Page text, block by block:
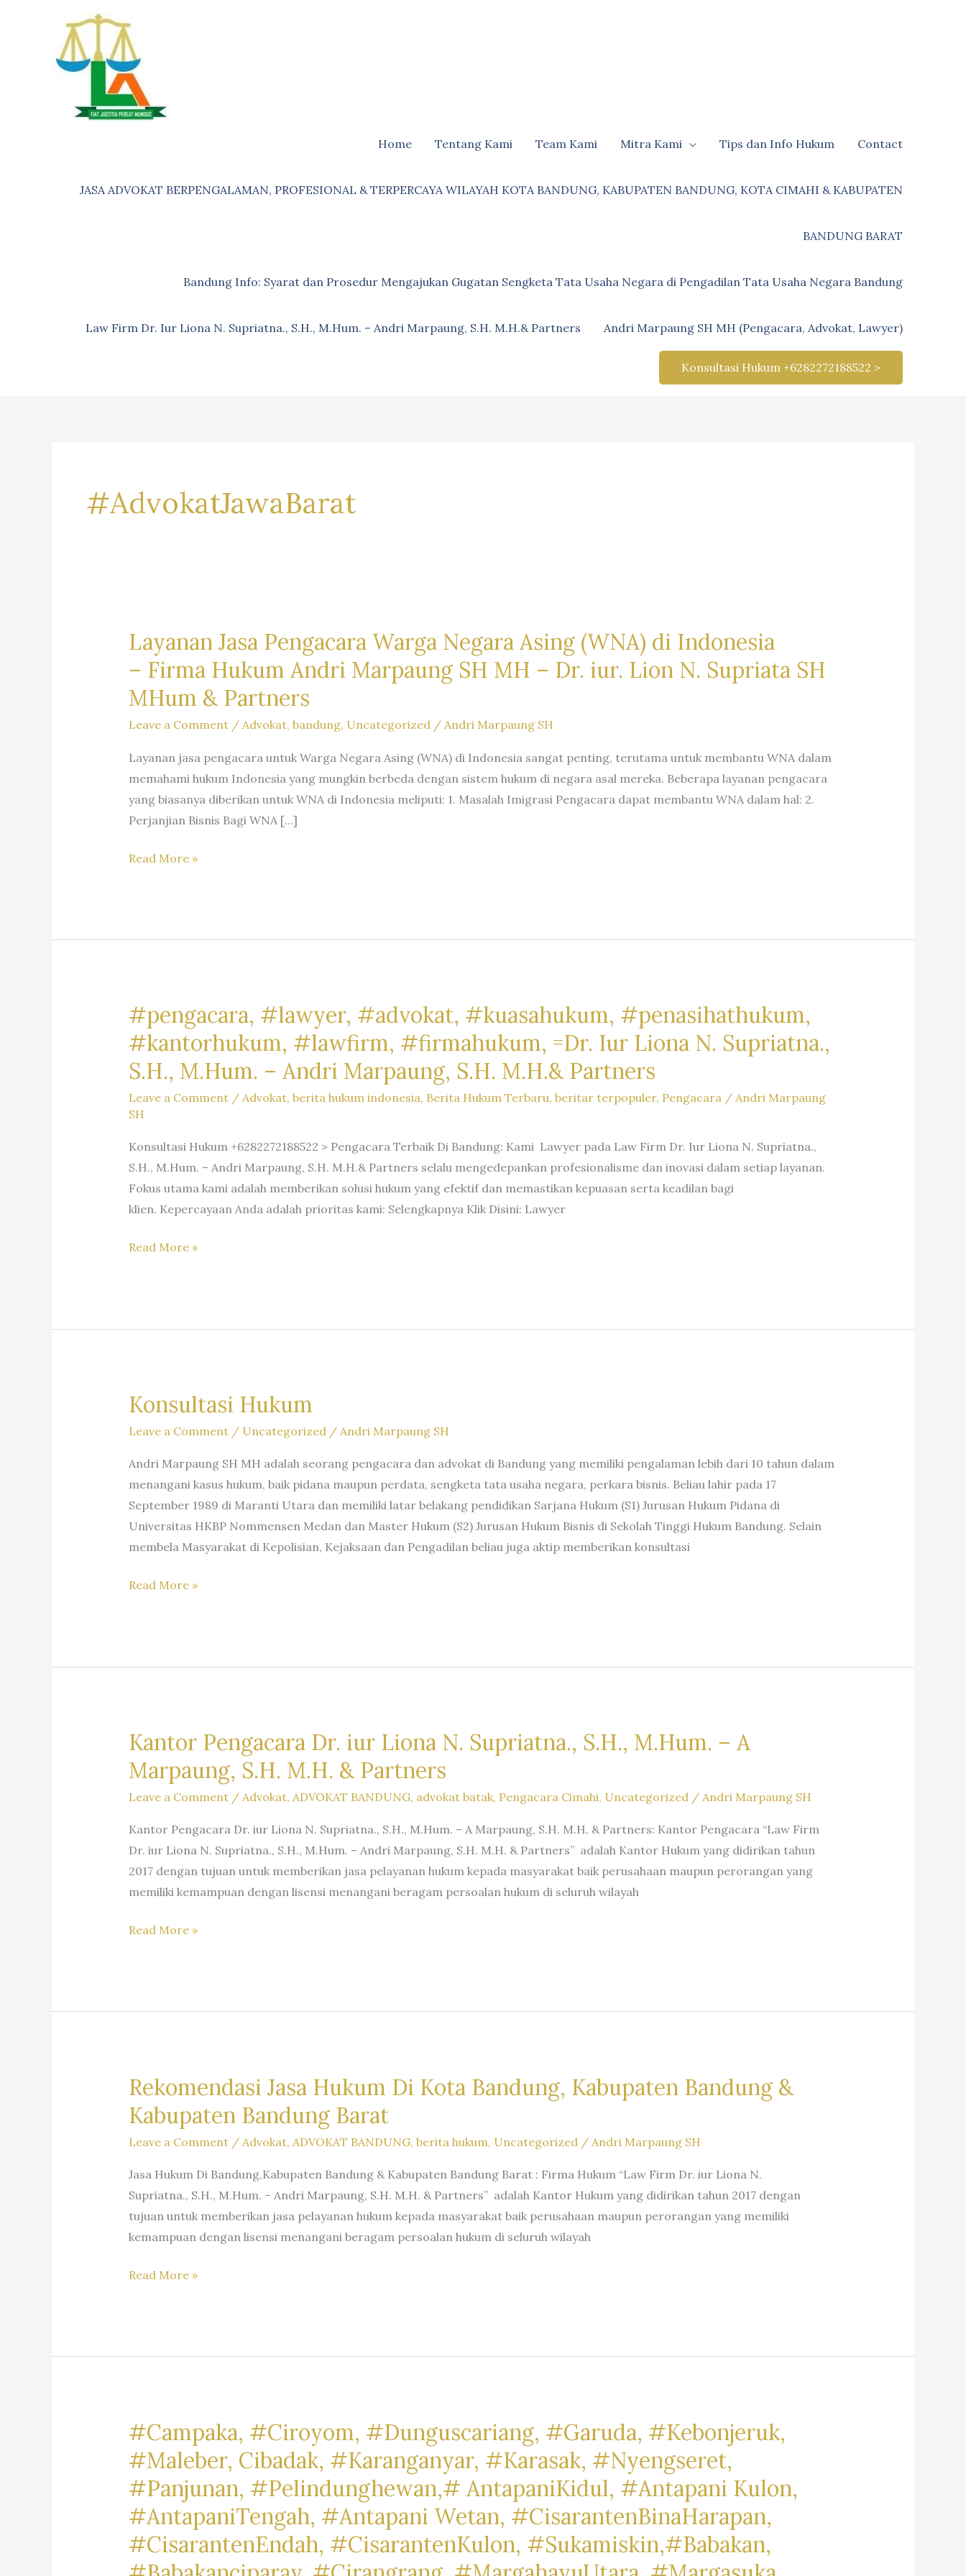
Home Tentang Kami Team Kami Mitra Kami Tips dan Info Hukum Contact
JASA ADVOKAT BERPENGALAMAN, PROFESIONAL & TERPERCAYA WILAYAH KOTA BANDUNG, KABUPATEN BANDUNG, KOTA CIMAHI & KABUPATEN
BANDUNG BARAT
Bandung Info: Syarat dan Prosedur Mengajukan Gugatan Sengketa Tata Usaha Negara di Pengadilan Tata Usaha Negara Bandung
Law Firm Dr. Iur Liona N. Supriatna., S.H., M.Hum. – Andri Marpaung, S.H. M.H.& Partners Andri Marpaung SH MH (Pengacara, Advokat, Lawyer)
Konsultasi Hukum +6282272188522 >
#AdvokatJawaBarat
Layanan Jasa Pengacara Warga Negara Asing (WNA) di Indonesia
– Firma Hukum Andri Marpaung SH MH – Dr. iur. Lion N. Supriata SH
MHum & Partners
Leave a Comment / Advokat, bandung, Uncategorized/ Andri Marpaung SH
Layanan jasa pengacara untuk Warga Negara Asing (WNA) di Indonesia sangat penting, terutama untuk membantu WNA dalam
memahami hukum Indonesia yang mungkin berbeda dengan sistem hukum di negara asal mereka. Beberapa layanan pengacara
yang biasanya diberikan untuk WNA di Indonesia meliputi: 1. Masalah Imigrasi Pengacara dapat membantu WNA dalam hal: 2.
Perjanjian Bisnis Bagi WNA […]
Layanan
Negara
di
Indonesia
–Firma
Hukum
Marpaung
MH
–
Dr.
iur.
N.
Read More »
#pengacara, #lawyer, #advokat, #kuasahukum, #penasihathukum,
#kantorhukum, #lawfirm, #firmahukum, =Dr. Iur Liona N. Supriatna.,
S.H., M.Hum. – Andri Marpaung, S.H. M.H.& Partners
Leave a Comment / Advokat, berita hukum indonesia, Berita Hukum Terbaru, beritar terpopuler, Pengacara/ Andri Marpaung
SH
Konsultasi Hukum +6282272188522 > Pengacara Terbaik Di Bandung: Kami Lawyer pada Law Firm Dr. Iur Liona N. Supriatna.,
S.H., M.Hum. – Andri Marpaung, S.H. M.H.& Partners selalu mengedepankan profesionalisme dan inovasi dalam setiap layanan.
Fokus utama kami adalah memberikan solusi hukum yang efektif dan memastikan kepuasan serta keadilan bagi
klien. Kepercayaan Anda adalah prioritas kami: Selengkapnya Klik Disini: Lawyer
#pengacara,
#penasihathukum,
#firmahukum,
=Dr.
Iur
Andri
Partners
Read More »
Konsultasi Hukum
Leave a Comment / Uncategorized/ Andri Marpaung SH
Andri Marpaung SH MH adalah seorang pengacara dan advokat di Bandung yang memiliki pengalaman lebih dari 10 tahun dalam
menangani kasus hukum, baik pidana maupun perdata, sengketa tata usaha negara, perkara bisnis. Beliau lahir pada 17
September 1989 di Maranti Utara dan memiliki latar belakang pendidikan Sarjana Hukum (S1) Jurusan Hukum Pidana di
Universitas HKBP Nommensen Medan dan Master Hukum (S2) Jurusan Hukum Bisnis di Sekolah Tinggi Hukum Bandung. Selain
membela Masyarakat di Kepolisian, Kejaksaan dan Pengadilan beliau juga aktip memberikan konsultasi
Konsultasi
Read More »
Kantor Pengacara Dr. iur Liona N. Supriatna., S.H., M.Hum. – A
Marpaung, S.H. M.H. & Partners
Leave a Comment / Advokat, ADVOKAT BANDUNG, advokat batak, Pengacara Cimahi, Uncategorized/ Andri Marpaung SH
Kantor Pengacara Dr. iur Liona N. Supriatna., S.H., M.Hum. – A Marpaung, S.H. M.H. & Partners: Kantor Pengacara “Law Firm
Dr. iur Liona N. Supriatna., S.H., M.Hum. – Andri Marpaung, S.H. M.H. & Partners” adalah Kantor Hukum yang didirikan tahun
2017 dengan tujuan untuk memberikan jasa pelayanan hukum kepada masyarakat baik perusahaan maupun perorangan yang
memiliki kemampuan dengan lisensi menangani beragam persoalan hukum di seluruh wilayah
Kantor
Liona
A
Marpaung,
S.H.
&
Partners
Read More »
Rekomendasi Jasa Hukum Di Kota Bandung, Kabupaten Bandung &
Kabupaten Bandung Barat
Leave a Comment / Advokat, ADVOKAT BANDUNG, berita hukum, Uncategorized / Andri Marpaung SH
Jasa Hukum Di Bandung,Kabupaten Bandung & Kabupaten Bandung Barat : Firma Hukum “Law Firm Dr. iur Liona N.
Supriatna., S.H., M.Hum. – Andri Marpaung, S.H. M.H. & Partners” adalah Kantor Hukum yang didirikan tahun 2017 dengan
tujuan untuk memberikan jasa pelayanan hukum kepada masyarakat baik perusahaan maupun perorangan yang memiliki
kemampuan dengan lisensi menangani beragam persoalan hukum di seluruh wilayah
Rekomendasi
Kota
Bandung
&
Kabupaten
Bandung
Read More »
#Campaka, #Ciroyom, #Dunguscariang, #Garuda, #Kebonjeruk,
#Maleber, Cibadak, #Karanganyar, #Karasak, #Nyengseret,
#Panjunan, #Pelindunghewan,# AntapaniKidul, #Antapani Kulon,
#AntapaniTengah, #Antapani Wetan, #CisarantenBinaHarapan,
#CisarantenEndah, #CisarantenKulon, #Sukamiskin,#Babakan,